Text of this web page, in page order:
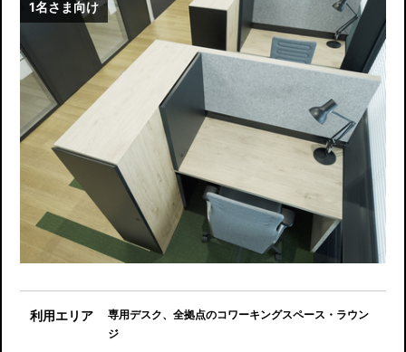
1名さま向け
利用エリア
専用デスク、全拠点のコワーキングスペース・ラウン
ジ